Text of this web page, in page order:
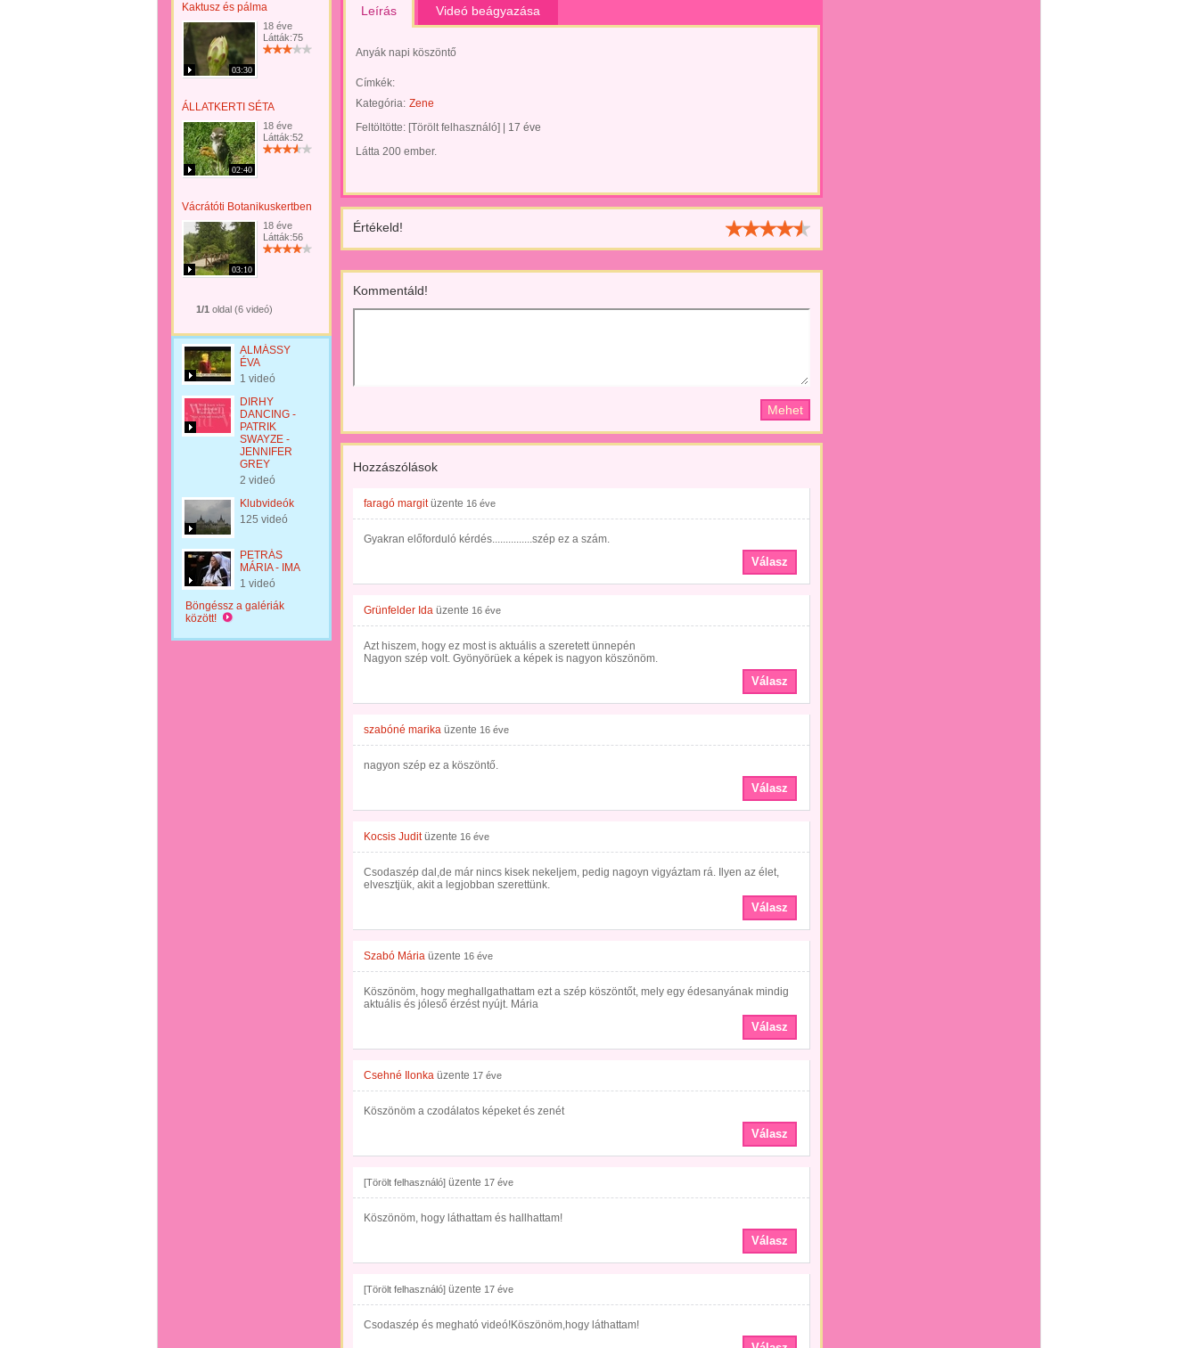
Kaktusz és pálma
03:30
18 éve
Látták:75
ÁLLATKERTI SÉTA
02:40
18 éve
Látták:52
Vácrátóti Botanikuskertben
03:10
18 éve
Látták:56
1/1 oldal (6 videó)
ALMÁSSY
ÉVA
1 videó
DIRHY
DANCING -
PATRIK
SWAYZE -
JENNIFER
GREY
2 videó
Klubvideók
125 videó
PETRÁS
MÁRIA - IMA
1 videó
Böngéssz a galériák
között!
Leírás Videó beágyazása
Anyák napi köszöntő
Címkék:
Kategória: Zene
Feltöltötte: [Törölt felhasználó]
17 éve
Látta 200 ember.
Értékeld!
Kommentáld!
Hozzászólások
faragó margitüzente 16 éve
Gyakran előforduló kérdés...............szép ez a szám.
Válasz
Grünfelder Ida üzente 16 éve
Azt hiszem, hogy ez most is aktuális a szeretett ünnepén
Nagyon szép volt. Gyönyörüek a képek is nagyon köszönöm.
Válasz
szabóné marika üzente 16 éve
nagyon szép ez a köszöntő.
Válasz
Kocsis Juditüzente 16 éve
Csodaszép dal,de már nincs kisek nekeljem, pedig nagoyn vigyáztam rá. Ilyen az élet,
elvesztjük, akit a legjobban szerettünk.
Válasz
Szabó Mária üzente 16 éve
Köszönöm, hogy meghallgathattam ezt a szép köszöntőt, mely egy édesanyának mindig
aktuális és jóleső érzést nyújt. Mária
Válasz
Csehné Ilonka üzente 17 éve
Köszönöm a czodálatos képeket és zenét
Válasz
[Törölt felhasználó] üzente 17 éve
Köszönöm, hogy láthattam és hallhattam!
Válasz
[Törölt felhasználó] üzente 17 éve
Csodaszép és megható videó!Köszönöm,hogy láthattam!